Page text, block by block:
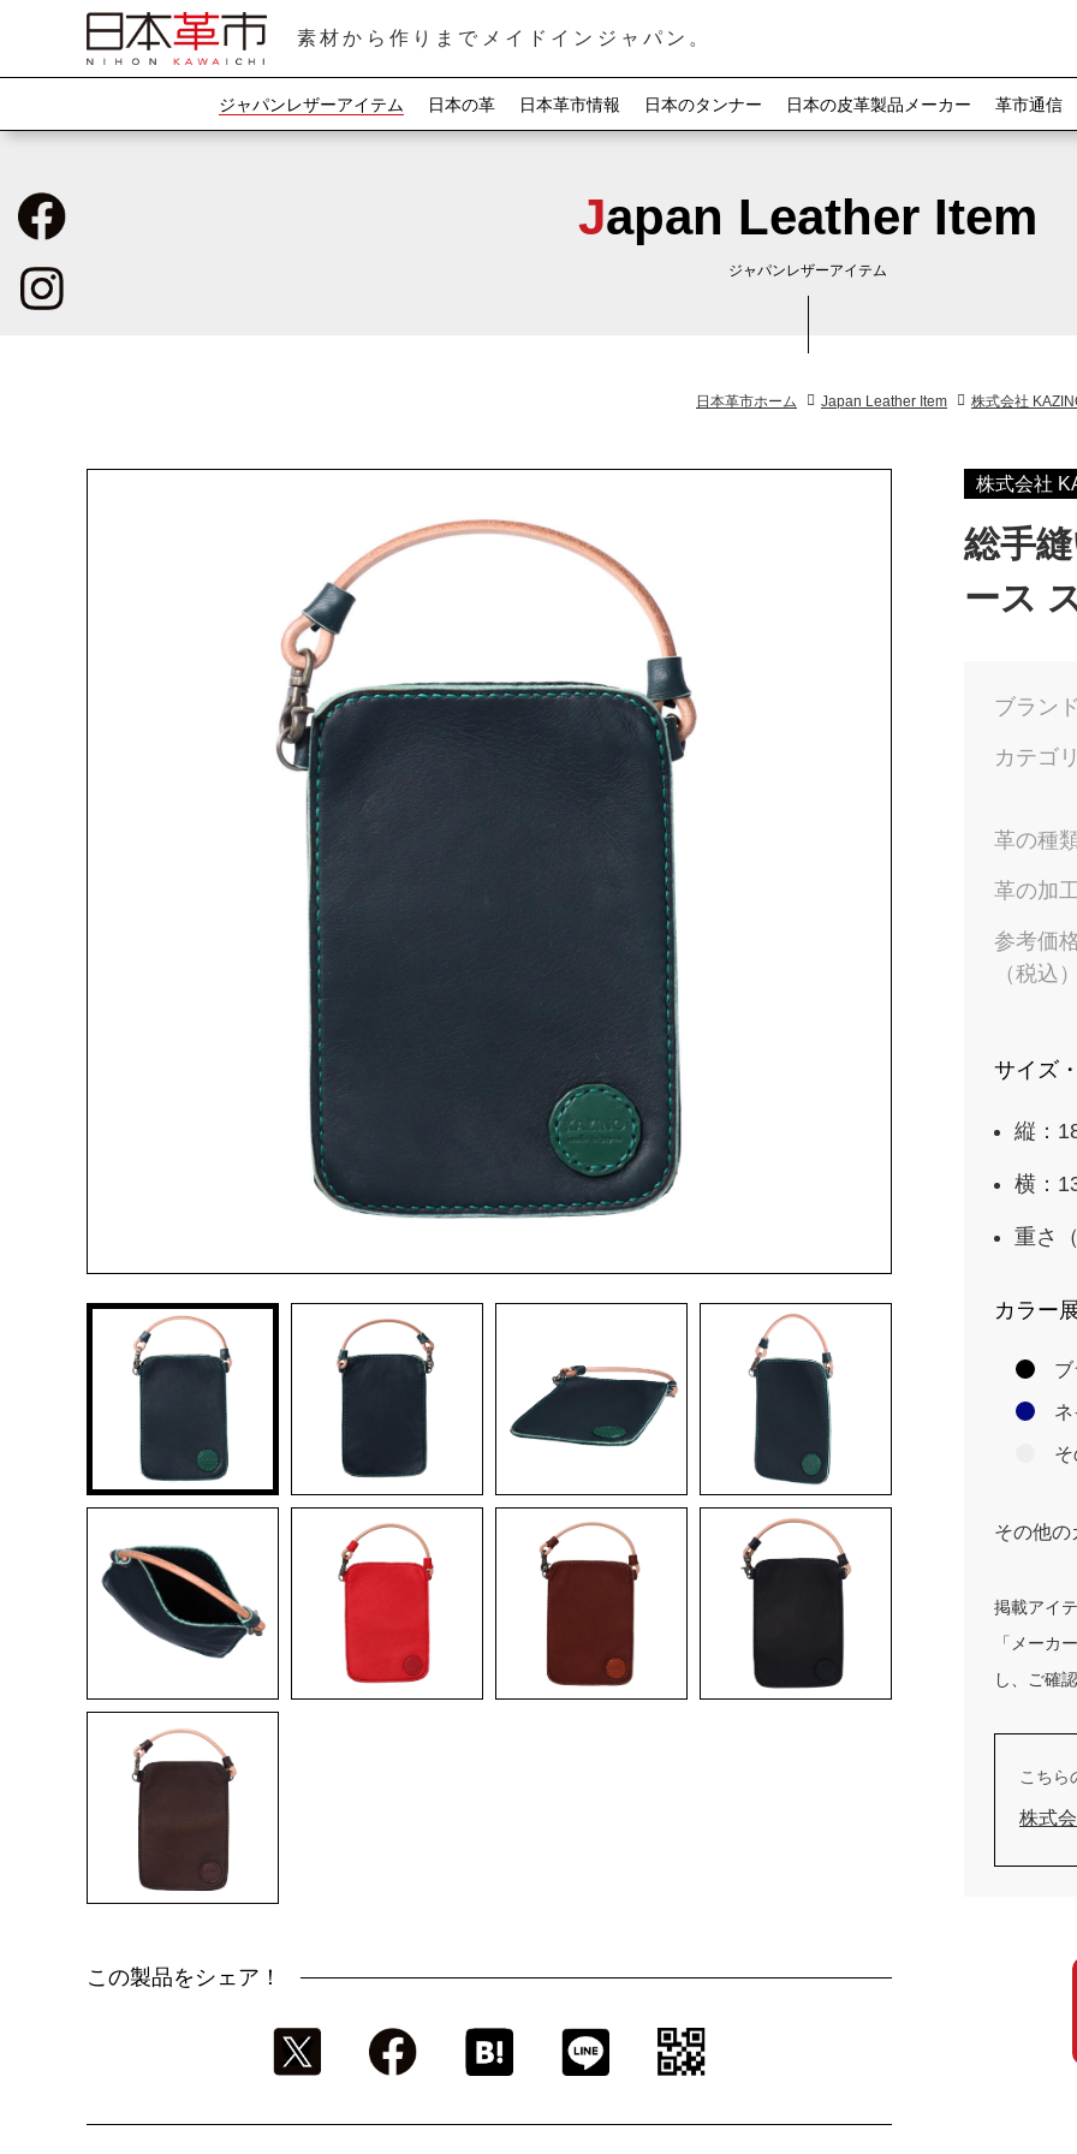
素材から作りまでメイドインジャパン。
ジャパンレザーアイテム 日本の革 日本革市情報 日本のタンナー 日本の皮革製品メーカー 革市通信
Japan Leather Item
ジャパンレザーアイテム
日本革市ホーム Japan Leather Item 株式会社
この製品をシェア！
株式会社
総手
ース
ブラン
カテゴ
革の種
革の加
参考価
（税込
サイズ
縦：
横：
重さ
カラー
その他の
掲載アイ
「メーカ
し、ご確
こちら
株式